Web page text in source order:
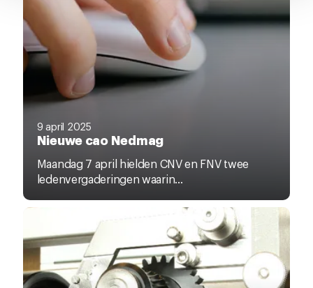
9 april 2025
Nieuwe cao Nedmag
Maandag 7 april hielden CNV en FNV twee
ledenvergaderingen waarin...